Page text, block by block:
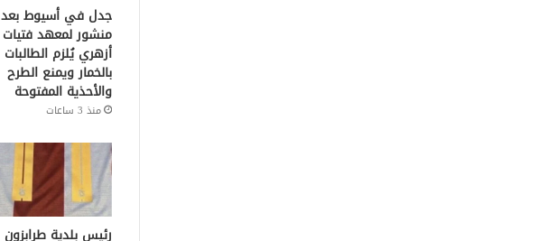
جدل في أسيوط بعد
منشور لمعهد فتيات
أزهري يُلزم الطالبات
بالخمار ويمنع الطرح
والأحذية المفتوحة
منذ 3 ساعات
رئيس بلدية طرابزون